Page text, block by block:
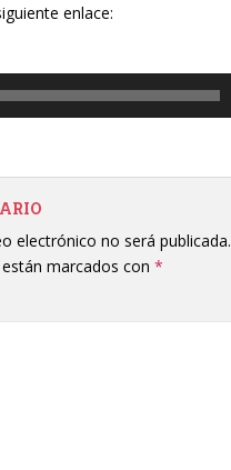
enlace:
electrónico no será publicada.
marcados con *